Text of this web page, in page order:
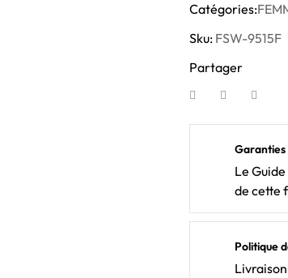
Catégories:
Sku: FSW-9515F
Partager
Garanties
Le
de cette
Politique